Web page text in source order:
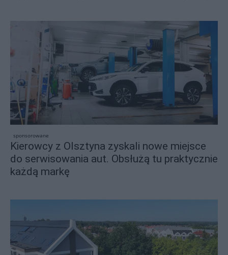
sponsorowane
Kierowcy z Olsztyna zyskali nowe miejsce
do serwisowania aut. Obsłużą tu praktycznie
każdą markę